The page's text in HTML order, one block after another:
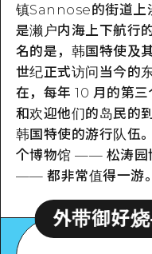
镇Sannose的街道上
是濑户内海上下航行
名的是，韩国特使及
世纪正式访问当今的
在，每年 10 月的第
和欢迎他们的岛民的
韩国特使的游行队伍
个博物馆 —— 松涛园
—— 都非常值得一游。
常适合骑自行